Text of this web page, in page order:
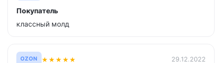
Покупатель
классный молд
OZON ★★★★★ 29.12.2022